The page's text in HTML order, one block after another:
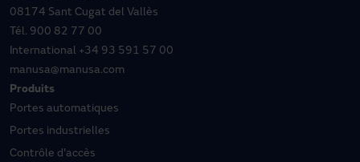
08174 Sant Cugat del Vallès
Tél. 900 82 77 00
International +34 93 591 57 00
manusa@manusa.com
Produits
Portes automatiques
Portes industrielles
Contrôle d'accès